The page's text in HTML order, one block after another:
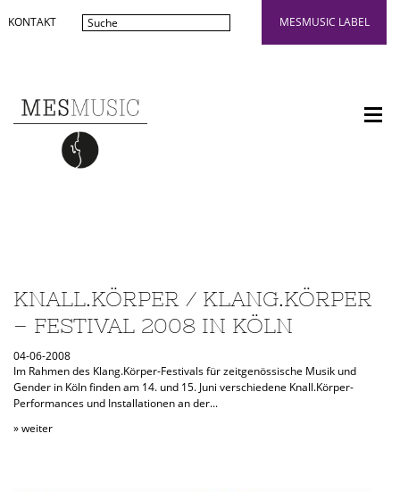
KONTAKT MESMUSIC LABEL
KNALL.KÖRPER / KLANG.KÖRPER
– FESTIVAL 2008 IN KÖLN
04-06-2008
Im Rahmen des Klang.Körper-Festivals für zeitgenössische Musik und
Gender in Köln finden am 14. und 15. Juni verschiedene Knall.Körper-
Performances und Installationen an der...
» weiter